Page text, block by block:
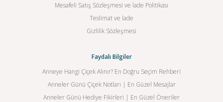
Mesafeli Satış Sözleşmesi ve İade Politikası
Teslimat ve İade
Gizlilik Sözleşmesi
Faydalı Bilgiler
Anneye Hangi Çiçek Alınır? En Doğru Seçim Rehberi
Anneler Günü Çiçek Notları | En Güzel Mesajlar
Anneler Günü Hediye Fikirleri | En Güzel Öneriler